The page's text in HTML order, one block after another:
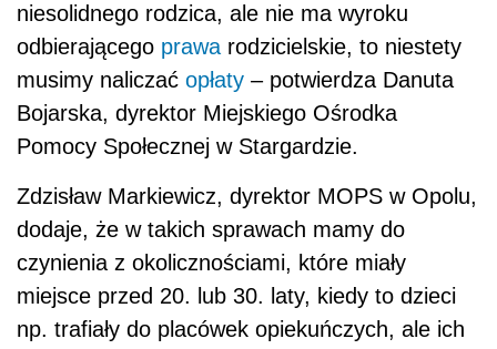
niesolidnego rodzica, ale nie ma wyroku
odbierającego prawa rodzicielskie, to niestety
musimy naliczać opłaty – potwierdza Danuta
Bojarska, dyrektor Miejskiego Ośrodka
Pomocy Społecznej w Stargardzie.
Zdzisław Markiewicz, dyrektor MOPS w Opolu,
dodaje, że w takich sprawach mamy do
czynienia z okolicznościami, które miały
miejsce przed 20. lub 30. laty, kiedy to dzieci
np. trafiały do placówek opiekuńczych, ale ich